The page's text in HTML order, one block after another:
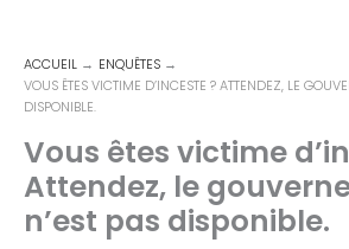
ACCUEIL
ENQUÊTES
VOUS ÊTES VICTIME D’INCESTE ? ATTENDEZ, LE
DISPONIBLE.
Vous êtes victime
Attendez, le
n’est pas disponible.